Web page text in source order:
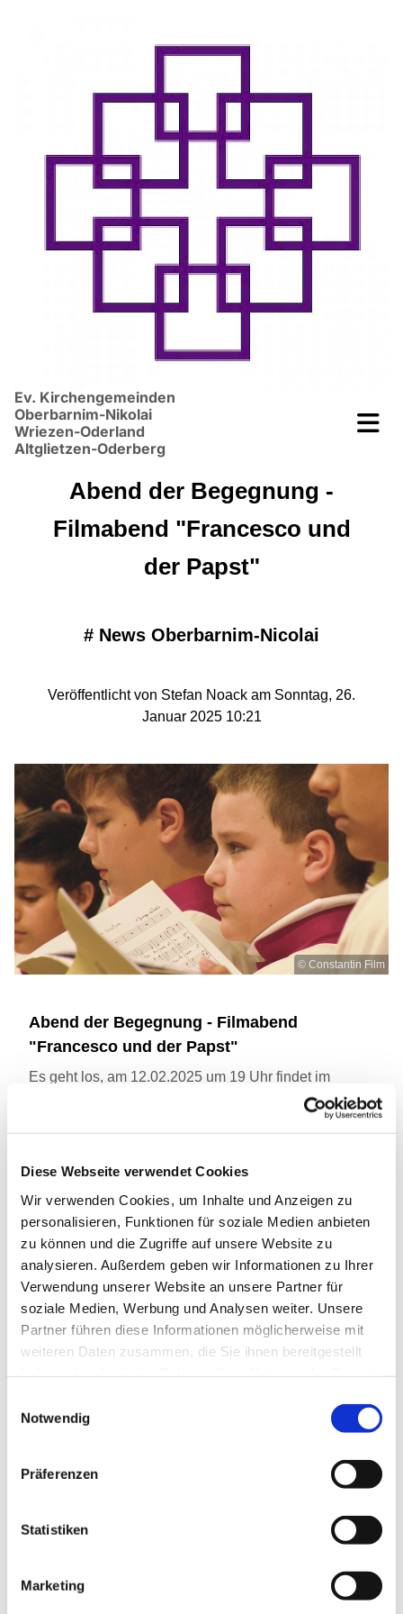
Diese Webseite verwendet Cookies
Wir verwenden Cookies, um Inhalte und Anzeigen zu
personalisieren, Funktionen für soziale Medien anbieten
zu können und die Zugriffe auf unsere Website zu
analysieren. Außerdem geben wir Informationen zu Ihrer
Verwendung unserer Website an unsere Partner für
soziale Medien, Werbung und Analysen weiter. Unsere
Partner führen diese Informationen möglicherweise mit
weiteren Daten zusammen, die Sie ihnen bereitgestellt
Notwendig
Präferenzen
Statistiken
Marketing
Ev. Kirchengemeinden
Oberbarnim-Nikolai
Wriezen-Oderland
Altglietzen-Oderberg
Abend der Begegnung -
Filmabend "Francesco und
der Papst"
# News Oberbarnim-Nicolai
Veröffentlicht von Stefan Noack am Sonntag, 26.
Januar 2025 10:21
© Constantin Film
Abend der Begegnung - Filmabend
"Francesco und der Papst"
Es geht los, am 12.02.2025 um 19 Uhr findet im
Gemeindehaus Bad Freienwalde der erste Filmabend
herzliche Einladung dazu!
berührende Geschichte eines elfjährigen Jungen,
den Papst zu singen. Der Dokumentarfilm nach einer
Zeit der Proben und
gewährt gleichzeitig einzigartige